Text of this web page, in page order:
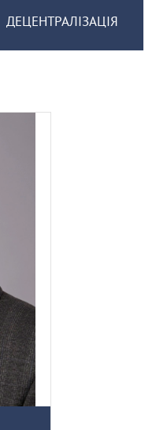
ДЕЦЕНТРАЛІЗАЦІЯ